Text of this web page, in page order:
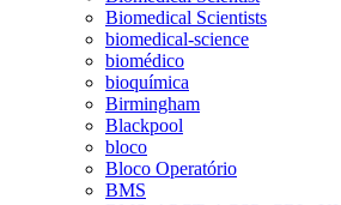
Biomedical Scientists
biomedical-science
biomédico
bioquímica
Birmingham
Blackpool
bloco
Bloco Operatório
BMS